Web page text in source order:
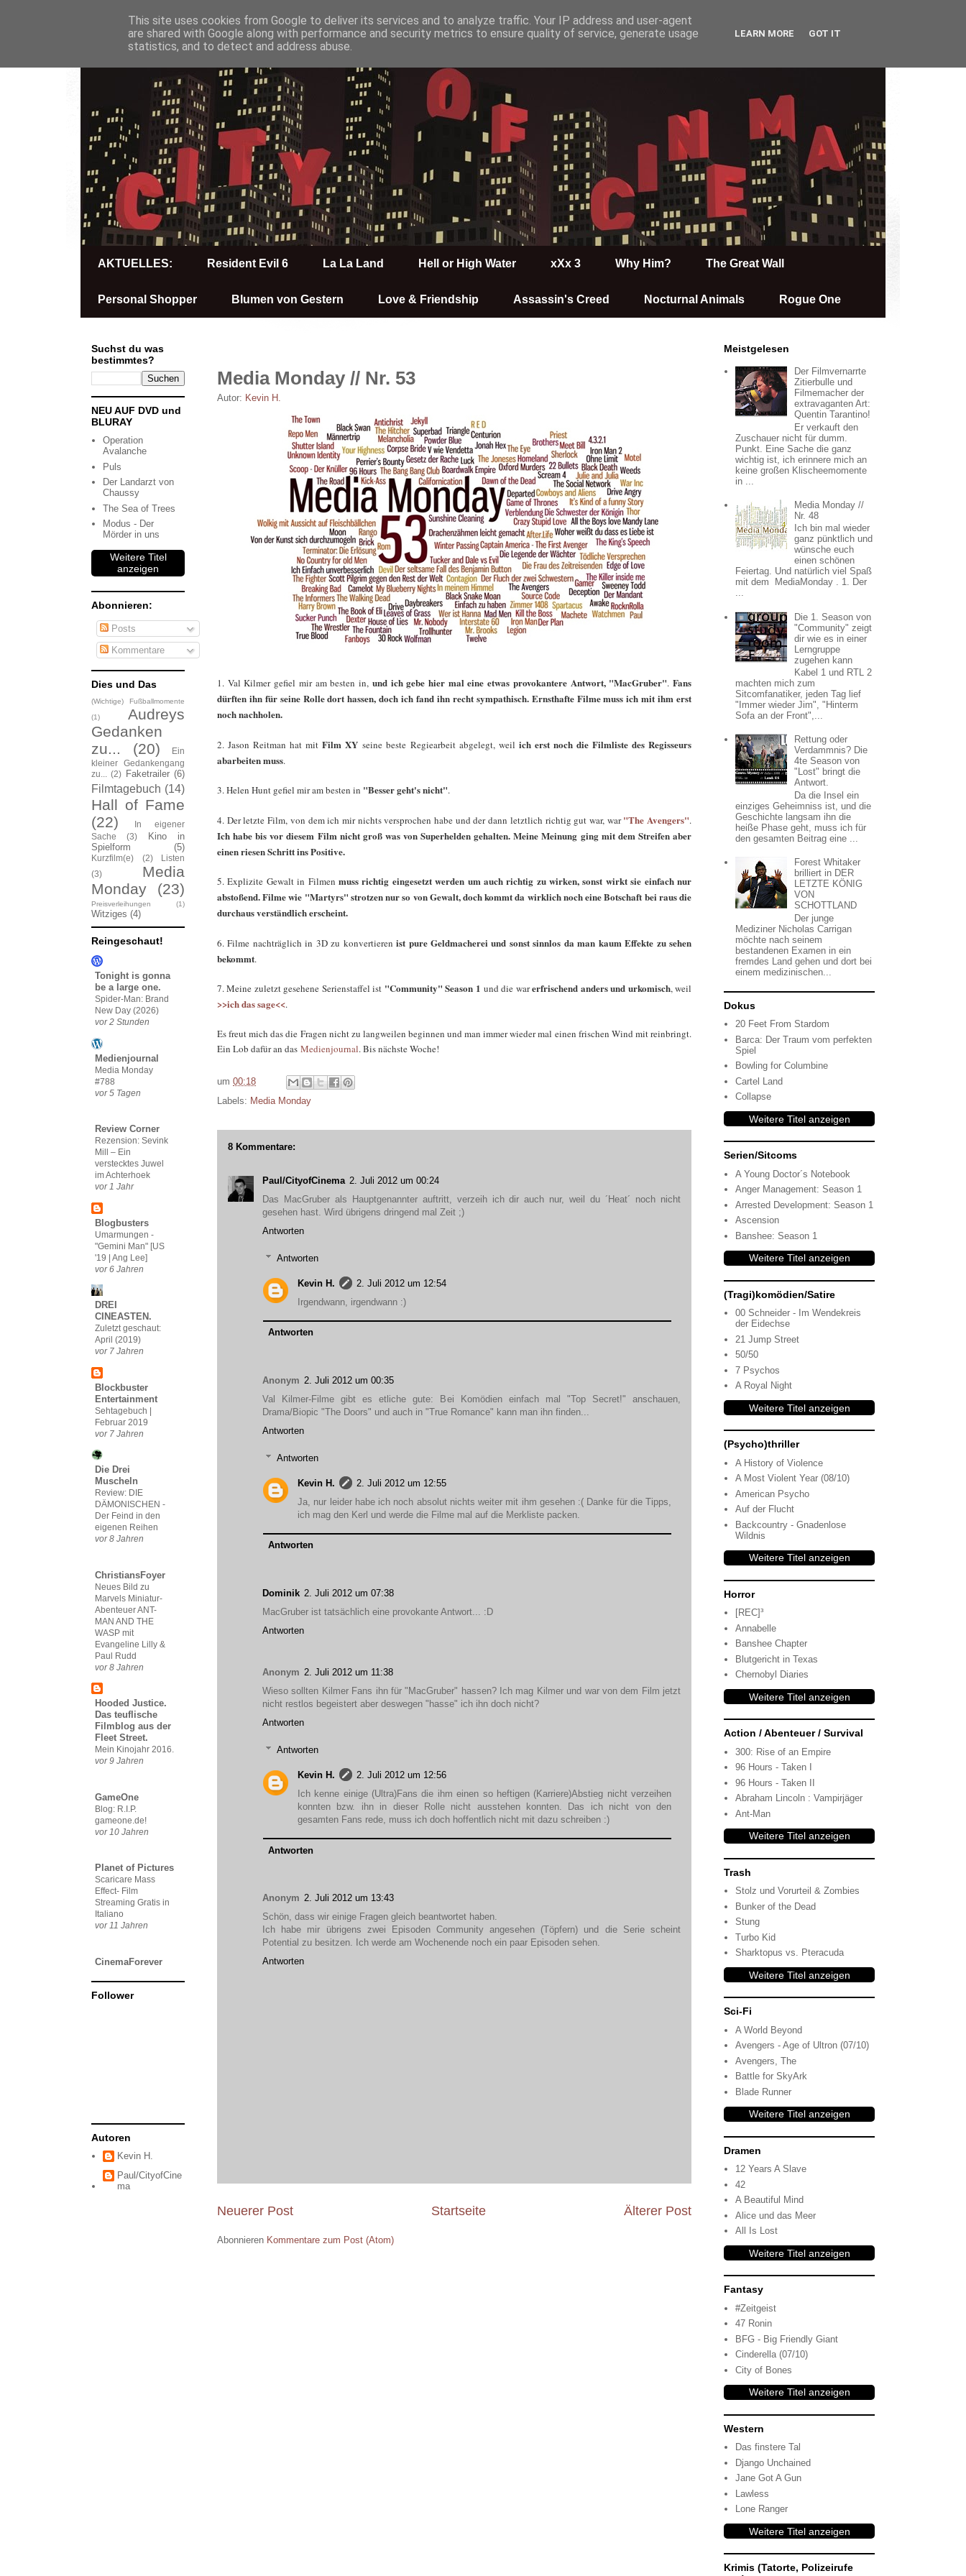
AKTUELLES: Resident Evil 6 La La Land Hell or High Water xXx 3 Why Him? The Great Wall
Personal Shopper Blumen von Gestern Love & Friendship Assassin's Creed Nocturnal Animals Rogue One
Media Monday // Nr. 53
Autor: Kevin H.
1. Val Kilmer gefiel mir am besten in, und ich gebe hier mal eine etwas provokantere Antwort, "MacGruber".Fans
dürften ihn für seine Rolle dort hassen, doch ich fand ihn recht sympathisch. Ernsthafte Filme muss ich mit ihm erst
noch nachholen.
2. Jason Reitman hat mitFilm XYseine beste Regiearbeit abgelegt, weil ich erst noch die Filmliste des Regisseurs
abarbeiten muss.
3. Helen Hunt gefiel mir am besten in "Besser geht's nicht".
4. Der letzte Film, von dem ich mir nichts versprochen habe und der dann letztlich richtig gut war, war"The Avengers".
Ich habe bis vor diesem Film nicht groß was von Superhelden gehalten. Meine Meinung ging mit dem Streifen aber
einen riesen Schritt ins Positive.
5. Explizite Gewalt in Filmen muss richtig eingesetzt werden um auch richtig zu wirken, sonst wirkt sie einfach nur
abstoßend. Filme wie "Martyrs" strotzen nur so von Gewalt, doch kommt da wirklich noch eine Botschaft bei raus die
durchaus verständlich erscheint.
6. Filme nachträglich in 3D zu konvertierenist pure Geldmacherei und sonst sinnlos da man kaum Effekte zu sehen
bekommt.
7. Meine zuletzt gesehene Serienstaffel ist "Community" Season 1 und die warerfrischend anders und urkomisch, weil
>>ich das sage<<.
Es freut mich das die Fragen nicht zu langweilen beginnen und man immer wieder mal einen frischen Wind mit reinbringt.
Ein Lob dafür an das Medienjournal. Bis nächste Woche!
um 00:18
Labels: Media Monday
8 Kommentare:
Paul/CityofCinema 2. Juli 2012 um 00:24
Das MacGruber als Hauptgenannter auftritt, verzeih ich dir auch nur, weil du ´Heat´ noch nicht
gesehen hast. Wird übrigens dringend mal Zeit ;)
Antworten
Antworten
Kevin H.
2. Juli 2012 um 12:54
Irgendwann, irgendwann :)
Antworten
Anonym 2. Juli 2012 um 00:35
Val Kilmer-Filme gibt es etliche gute: Bei Komödien einfach mal "Top Secret!" anschauen,
Drama/Biopic "The Doors" und auch in "True Romance" kann man ihn finden...
Antworten
Antworten
Kevin H.
2. Juli 2012 um 12:55
Ja, nur leider habe ich noch absolut nichts weiter mit ihm gesehen :( Danke für die Tipps,
ich mag den Kerl und werde die Filme mal auf die Merkliste packen.
Antworten
Dominik 2. Juli 2012 um 07:38
MacGruber ist tatsächlich eine provokante Antwort... :D
Antworten
Anonym 2. Juli 2012 um 11:38
Wieso sollten Kilmer Fans ihn für "MacGruber" hassen? Ich mag Kilmer und war von dem Film jetzt
nicht restlos begeistert aber deswegen "hasse" ich ihn doch nicht?
Antworten
Antworten
Kevin H.
2. Juli 2012 um 12:56
Ich kenne einige (Ultra)Fans die ihm einen so heftigen (Karriere)Abstieg nicht verzeihen
konnten bzw. ihn in dieser Rolle nicht ausstehen konnten. Das ich nicht von den
gesamten Fans rede, muss ich doch hoffentlich nicht mit dazu schreiben :)
Antworten
Anonym 2. Juli 2012 um 13:43
Schön, dass wir einige Fragen gleich beantwortet haben.
Ich habe mir übrigens zwei Episoden Community angesehen (Töpfern) und die Serie scheint
Potential zu besitzen. Ich werde am Wochenende noch ein paar Episoden sehen.
Antworten
Neuerer Post Älterer Post
Startseite
Abonnieren Kommentare zum Post (Atom)
Suchst du was
bestimmtes?
NEU AUF DVD und
BLURAY
Operation
Avalanche
Puls
Der Landarzt von
Chaussy
The Sea of Trees
Modus - Der
Mörder in uns
Weitere Titel
anzeigen
Abonnieren:
Posts
Kommentare
Dies und Das
(Wichtige) Fußballmomente
(1)
Audreys
Gedanken
zu...
(20)
Ein
kleiner Gedankengang
zu...
(2) Faketrailer (6)
Filmtagebuch (14)
Hall of Fame
(22)
In eigener
Sache
(3)
Kino in
Spielform
(5)
Kurzfilm(e) (2)
Listen
(3)
Media
Monday
(23)
Preisverleihungen (1)
Witziges (4)
Reingeschaut!
Tonight is gonna
be a large one.
Spider-Man: Brand
New Day (2026)
vor 2 Stunden
Medienjournal
Media Monday
#788
vor 5 Tagen
Review Corner
Rezension: Sevink
Mill – Ein
verstecktes Juwel
im Achterhoek
vor 1 Jahr
Blogbusters
Umarmungen -
"Gemini Man" [US
'19 | Ang Lee]
vor 6 Jahren
DREI
CINEASTEN.
Zuletzt geschaut:
April (2019)
vor 7 Jahren
Blockbuster
Entertainment
Sehtagebuch |
Februar 2019
vor 7 Jahren
Die Drei
Muscheln
Review: DIE
DÄMONISCHEN -
Der Feind in den
eigenen Reihen
vor 8 Jahren
ChristiansFoyer
Neues Bild zu
Marvels Miniatur-
Abenteuer ANT-
MAN AND THE
WASP mit
Evangeline Lilly &
Paul Rudd
vor 8 Jahren
Hooded Justice.
Das teuflische
Filmblog aus der
Fleet Street.
Mein Kinojahr 2016.
vor 9 Jahren
GameOne
Blog: R.I.P.
gameone.de!
vor 10 Jahren
Planet of Pictures
Scaricare Mass
Effect- Film
Streaming Gratis in
Italiano
vor 11 Jahren
CinemaForever
Follower
Autoren
Kevin H.
Paul/CityofCine
ma
Meistgelesen
Der Filmvernarrte
Zitierbulle und
Filmemacher der
extravaganten Art:
Quentin Tarantino!
Er verkauft den
Zuschauer nicht für dumm.
Punkt. Eine Sache die ganz
wichtig ist, ich erinnere mich an
keine großen Klischeemomente
in ...
Media Monday //
Nr. 48
Ich bin mal wieder
ganz pünktlich und
wünsche euch
einen schönen
Feiertag. Und natürlich viel Spaß
mit dem MediaMonday . 1. Der
...
Die 1. Season von
"Community" zeigt
dir wie es in einer
Lerngruppe
zugehen kann
Kabel 1 und RTL 2
machten mich zum
Sitcomfanatiker, jeden Tag lief
"Immer wieder Jim", "Hinterm
Sofa an der Front",...
Rettung oder
Verdammnis? Die
4te Season von
"Lost" bringt die
Antwort.
Da die Insel ein
einziges Geheimniss ist, und die
Geschichte langsam ihn die
heiße Phase geht, muss ich für
den gesamten Beitrag eine ...
Forest Whitaker
brilliert in DER
LETZTE KÖNIG
VON
SCHOTTLAND
Der junge
Mediziner Nicholas Carrigan
möchte nach seinem
bestandenen Examen in ein
fremdes Land gehen und dort bei
einem medizinischen...
Dokus
20 Feet From Stardom
Barca: Der Traum vom perfekten
Spiel
Bowling for Columbine
Cartel Land
Collapse
Weitere Titel anzeigen
Serien/Sitcoms
A Young Doctor´s Notebook
Anger Management: Season 1
Arrested Development: Season 1
Ascension
Banshee: Season 1
Weitere Titel anzeigen
(Tragi)komödien/Satire
00 Schneider - Im Wendekreis
der Eidechse
21 Jump Street
50/50
7 Psychos
A Royal Night
Weitere Titel anzeigen
(Psycho)thriller
A History of Violence
A Most Violent Year (08/10)
American Psycho
Auf der Flucht
Backcountry - Gnadenlose
Wildnis
Weitere Titel anzeigen
Horror
[REC]³
Annabelle
Banshee Chapter
Blutgericht in Texas
Chernobyl Diaries
Weitere Titel anzeigen
Action / Abenteuer / Survival
300: Rise of an Empire
96 Hours - Taken I
96 Hours - Taken II
Abraham Lincoln : Vampirjäger
Ant-Man
Weitere Titel anzeigen
Trash
Stolz und Vorurteil & Zombies
Bunker of the Dead
Stung
Turbo Kid
Sharktopus vs. Pteracuda
Weitere Titel anzeigen
Sci-Fi
A World Beyond
Avengers - Age of Ultron (07/10)
Avengers, The
Battle for SkyArk
Blade Runner
Weitere Titel anzeigen
Dramen
12 Years A Slave
42
A Beautiful Mind
Alice und das Meer
All Is Lost
Weitere Titel anzeigen
Fantasy
#Zeitgeist
47 Ronin
BFG - Big Friendly Giant
Cinderella (07/10)
City of Bones
Weitere Titel anzeigen
Western
Das finstere Tal
Django Unchained
Jane Got A Gun
Lawless
Lone Ranger
Weitere Titel anzeigen
Krimis (Tatorte, Polizeirufe
This site uses cookies from Google to deliver its services and to analyze traffic. Your IP address and user-agent
are shared with Google along with performance and security metrics to ensure quality of service, generate usage
statistics, and to detect and address abuse.
LEARN MORE GOT IT